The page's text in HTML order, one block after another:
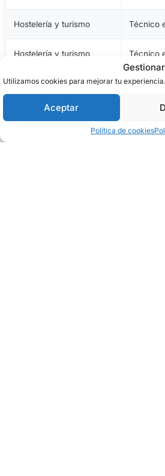
Utilizamos cookies para mejorar tu experiencia.
Aceptar
Política de cookies
Hostelería y turismo Técnico
Hostelería y turismo Técnico
Imagen personal Técnico
Imagen personal